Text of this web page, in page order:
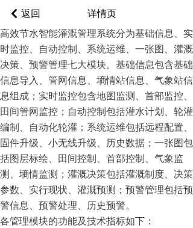
高效节水智能灌溉管理系统分为基础信息、实
时监控、自动控制、系统运维、一张图、灌溉
决策、预警管理七大模块。基础信息包含基础
信息导入、管网信息、墒情站信息、气象站信
息组成；实时监控包含地图监测、首部监控、
田间管网监控；自动控制包括灌水计划、轮灌
编制、自动化轮灌；系统运维包括远程配置、
固件升级、小无线升级、历史数据；一张图包
括图层标绘、田间控制、首部控制、气象监
测、墒情监测；灌溉决策包括灌溉制度、决策
参数、实行现状、灌溉预测；预警管理包括预
警信息、预警处理、历史预警。
各管理模块的功能及技术指标如下：
낒 返回 详情页